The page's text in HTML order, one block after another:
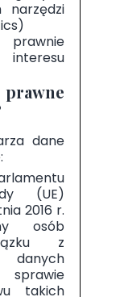
narzędzi
dane
(UE)
2016 r.
osób
z
takich